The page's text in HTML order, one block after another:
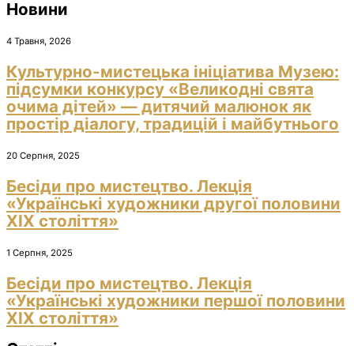
Новини
4 Травня, 2026
Культурно-мистецька ініціатива Музею:
підсумки конкурсу «Великодні свята
очима дітей» — дитячий малюнок як
простір діалогу, традицій і майбутнього
20 Серпня, 2025
Бесіди про мистецтво. Лекція
«Українські художники другої половини
ХІХ століття»
1 Серпня, 2025
Бесіди про мистецтво. Лекція
«Українські художники першої половини
ХІХ століття»